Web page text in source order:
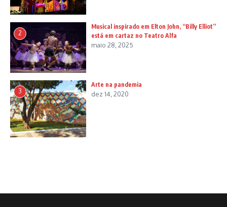
2
Musical inspirado em Elton John, “Billy Elliot”
está em cartaz no Teatro Alfa
maio 28, 2025
3
Arte na pandemia
dez 14, 2020